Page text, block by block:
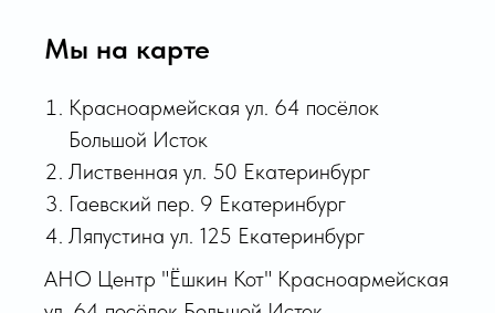
Мы на карте
Красноармейская ул. 64 посёлок
Большой Исток
Лиственная ул. 50 Екатеринбург
Гаевский пер. 9 Екатеринбург
Ляпустина ул. 125 Екатеринбург
АНО Центр "Ёшкин Кот" Красноармейская